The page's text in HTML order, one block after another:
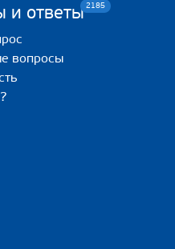
и ответы2185
вопросы